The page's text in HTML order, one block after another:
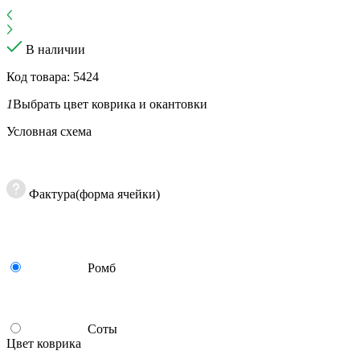
В наличии
Код товара: 5424
1Выбрать цвет коврика и окантовки
Условная схема
Фактура(форма ячейки)
Ромб
Соты
Цвет коврика